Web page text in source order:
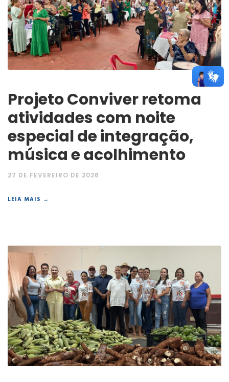
Projeto Conviver retoma
atividades com noite
especial de integração,
música e acolhimento
27 DE FEVEREIRO DE 2026
LEIA MAIS →